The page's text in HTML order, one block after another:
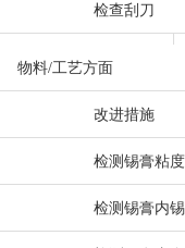
检查刮刀
物料/工艺方面
改进措施
检测锡膏粘
检测锡膏内